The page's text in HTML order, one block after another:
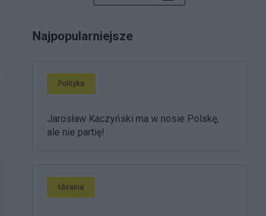
Najpopularniejsze
Polityka
Jarosław Kaczyński ma w nosie Polskę,
ale nie partię!
Ukraina